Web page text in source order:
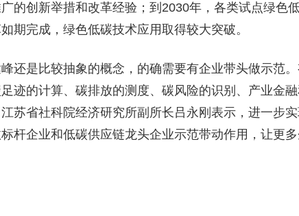
的创新举措和改革经验；到2030年，各类试点绿色
期完成，绿色低碳技术应用取得较大突破。
是比较抽象的概念，的确需要有企业带头做示范。
迹的计算、碳排放的测度、碳风险的识别、产业金
苏省社科院经济研究所副所长吕永刚表示，进一步
杆企业和低碳供应链龙头企业示范带动作用，让更